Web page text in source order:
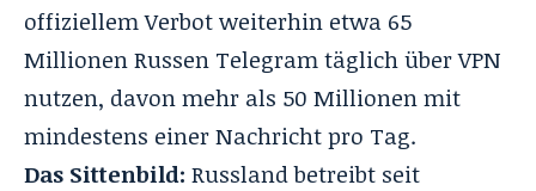
offiziellem Verbot weiterhin etwa 65
Millionen Russen Telegram täglich über VPN
nutzen, davon mehr als 50 Millionen mit
mindestens einer Nachricht pro Tag.
Das Sittenbild: Russland betreibt seit